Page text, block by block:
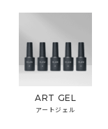
ART GEL
アートジェル